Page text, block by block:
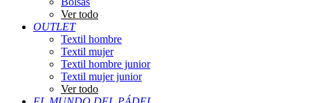
Ver todo
OUTLET
Textil hombre
Textil mujer
Textil hombre junior
Textil mujer junior
Ver todo